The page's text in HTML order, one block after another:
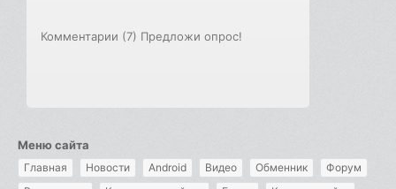
Комментарии (7) Предложи опрос!
Меню сайта
Главная Новости Android Видео Обменник
Форум